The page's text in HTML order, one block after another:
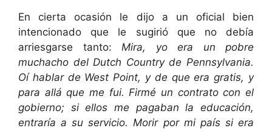
En cierta ocasión le dijo a un oficial bien
intencionado que le sugirió que no debía
arriesgarse tanto: Mira, yo era un pobre
muchacho del Dutch Country de Pennsylvania.
Oí hablar de West Point, y de que era gratis, y
para allá que me fui. Firmé un contrato con el
gobierno; si ellos me pagaban la educación,
entraría a su servicio. Morir por mi país si era